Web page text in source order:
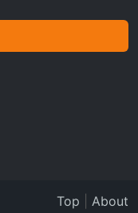
Top About